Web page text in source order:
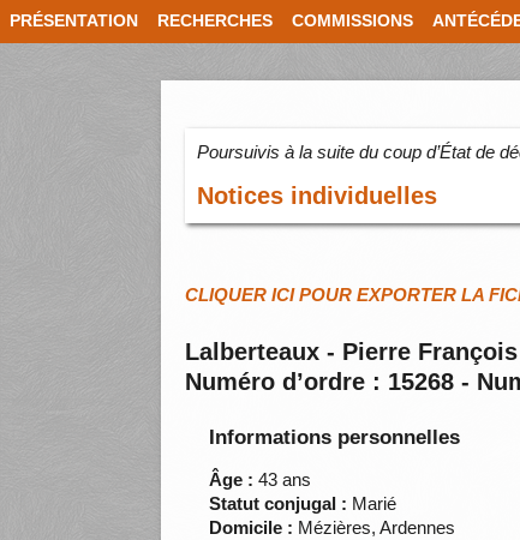
PRÉSENTATION RECHERCHES COMMISSIONS
Poursuivis à la suite du coup d’État de
Notices individuelles
CLIQUER ICI POUR EXPORTER LA
Lalberteaux - Pierre François
Numéro d’ordre : 15268 -
Informations personnelles
Âge : 43 ans
Statut conjugal : Marié
Domicile : Mézières, Ardennes